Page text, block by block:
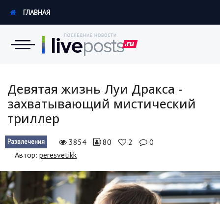
Экономика
Hi-Tech. Интернет
Россия
Наука и техника
ГЛАВНАЯ
Девятая жизнь Луи Дракса -
захватывающий мистический
триллер
Развлечения 3854 80 2
0
Автор: peresvetikk